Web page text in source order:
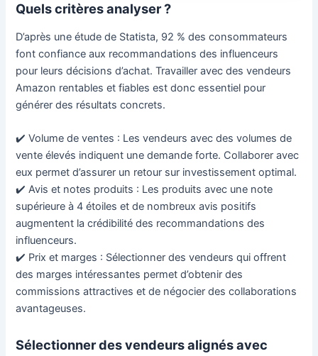
Quels critères analyser ?
D’après une étude de Statista, 92 % des consommateurs
font confiance aux recommandations des influenceurs
pour leurs décisions d’achat. Travailler avec des vendeurs
Amazon rentables et fiables est donc essentiel pour
générer des résultats concrets.
✔️ Volume de ventes : Les vendeurs avec des volumes de
vente élevés indiquent une demande forte. Collaborer avec
eux permet d’assurer un retour sur investissement optimal.
✔️ Avis et notes produits : Les produits avec une note
supérieure à 4 étoiles et de nombreux avis positifs
augmentent la crédibilité des recommandations des
influenceurs.
✔️ Prix et marges : Sélectionner des vendeurs qui offrent
des marges intéressantes permet d’obtenir des
commissions attractives et de négocier des collaborations
avantageuses.
Sélectionner des vendeurs alignés avec